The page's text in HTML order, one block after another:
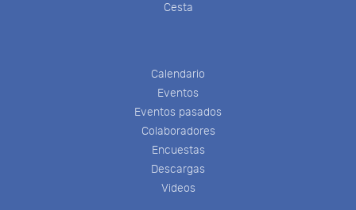
Cesta
Calendario
Eventos
Eventos pasados
Colaboradores
Encuestas
Descargas
Videos